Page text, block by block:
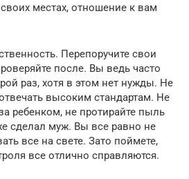
местах, отношение к вам
Перепоручите свои
после. Вы ведь часто
раз, хотя в этом нет нужды. Не
высоким стандартам. Не
ребенком, не протирайте пыль
сделал муж. Вы все равно не
все на свете. Зато поймете,
все отлично справляются.